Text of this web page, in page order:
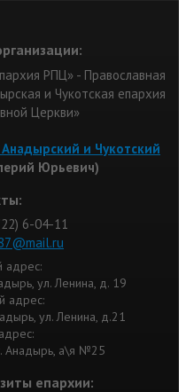
РПЦ» - Православная
и Чукотская епархия
Церкви»
и Чукотский
Юрьевич)
6-04-11
адрес:
ул. Ленина, д. 19
адрес:
ул. Ленина, д.21
Анадырь, а\я №25
епархии: